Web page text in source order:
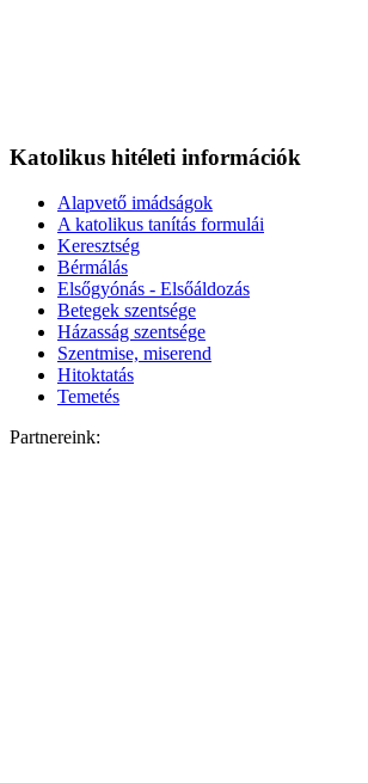
Katolikus hitéleti információk
Alapvető imádságok
A katolikus tanítás formulái
Keresztség
Bérmálás
Elsőgyónás - Elsőáldozás
Betegek szentsége
Házasság szentsége
Szentmise, miserend
Hitoktatás
Temetés
Partnereink: